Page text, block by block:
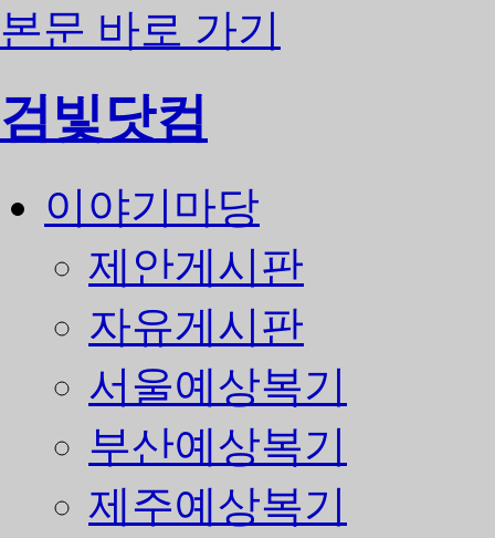
본문 바로 가기
검빛닷컴
이야기마당
제안게시판
자유게시판
서울예상복기
부산예상복기
제주예상복기